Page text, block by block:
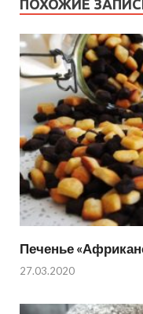
ПОХОЖИЕ
Печенье
27.03.2020